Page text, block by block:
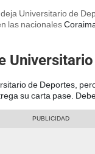
Universitario de
las nacionales
Universitario
de Deportes,
su carta pase.